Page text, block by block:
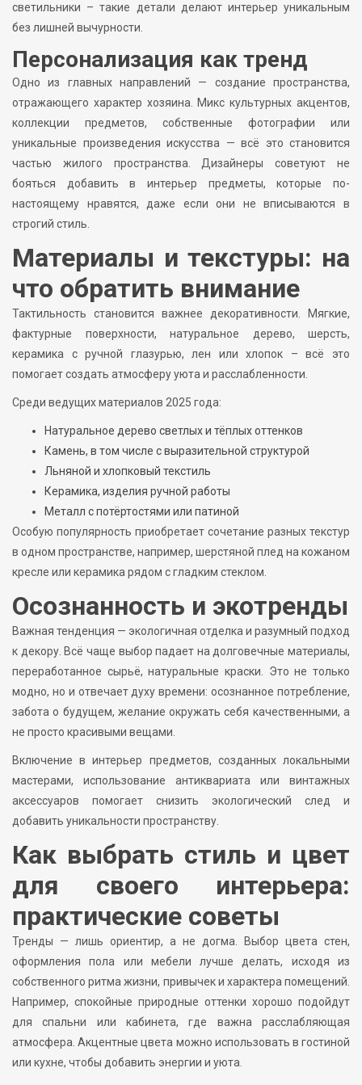
светильники – такие детали делают интерьер уникальным
без лишней вычурности.
Персонализация как тренд
Одно из главных направлений — создание пространства,
отражающего характер хозяина. Микс культурных акцентов,
коллекции предметов, собственные фотографии или
уникальные произведения искусства — всё это становится
частью жилого пространства. Дизайнеры советуют не
бояться добавить в интерьер предметы, которые по-
настоящему нравятся, даже если они не вписываются в
строгий стиль.
Материалы и текстуры: на
что обратить внимание
Тактильность становится важнее декоративности. Мягкие,
фактурные поверхности, натуральное дерево, шерсть,
керамика с ручной глазурью, лен или хлопок – всё это
помогает создать атмосферу уюта и расслабленности.
Среди ведущих материалов 2025 года:
Натуральное дерево светлых и тёплых оттенков
Камень, в том числе с выразительной структурой
Льняной и хлопковый текстиль
Керамика, изделия ручной работы
Металл с потёртостями или патиной
Особую популярность приобретает сочетание разных текстур
в одном пространстве, например, шерстяной плед на кожаном
кресле или керамика рядом с гладким стеклом.
Осознанность и экотренды
Важная тенденция — экологичная отделка и разумный подход
к декору. Всё чаще выбор падает на долговечные материалы,
переработанное сырьё, натуральные краски. Это не только
модно, но и отвечает духу времени: осознанное потребление,
забота о будущем, желание окружать себя качественными, а
не просто красивыми вещами.
Включение в интерьер предметов, созданных локальными
мастерами, использование антиквариата или винтажных
аксессуаров помогает снизить экологический след и
добавить уникальности пространству.
Как выбрать стиль и цвет
для своего интерьера:
практические советы
Тренды — лишь ориентир, а не догма. Выбор цвета стен,
оформления пола или мебели лучше делать, исходя из
собственного ритма жизни, привычек и характера помещений.
Например, спокойные природные оттенки хорошо подойдут
для спальни или кабинета, где важна расслабляющая
атмосфера. Акцентные цвета можно использовать в гостиной
или кухне, чтобы добавить энергии и уюта.